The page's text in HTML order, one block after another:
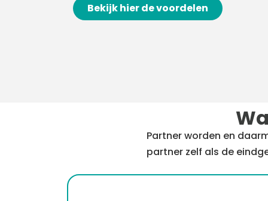
Bekijk hier de voordelen
Partner worden en
partner zelf als de